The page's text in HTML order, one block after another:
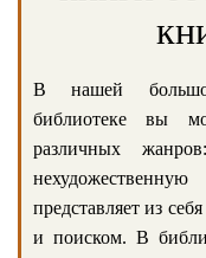
В нашей
библиотеке вы
различных
представляет из
и поиском. В